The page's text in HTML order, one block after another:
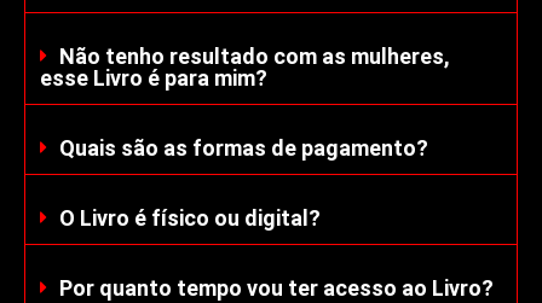
Não tenho resultado com as mulheres,
esse Livro é para mim?
Quais são as formas de pagamento?
O Livro é físico ou digital?
Por quanto tempo vou ter acesso ao Livro?